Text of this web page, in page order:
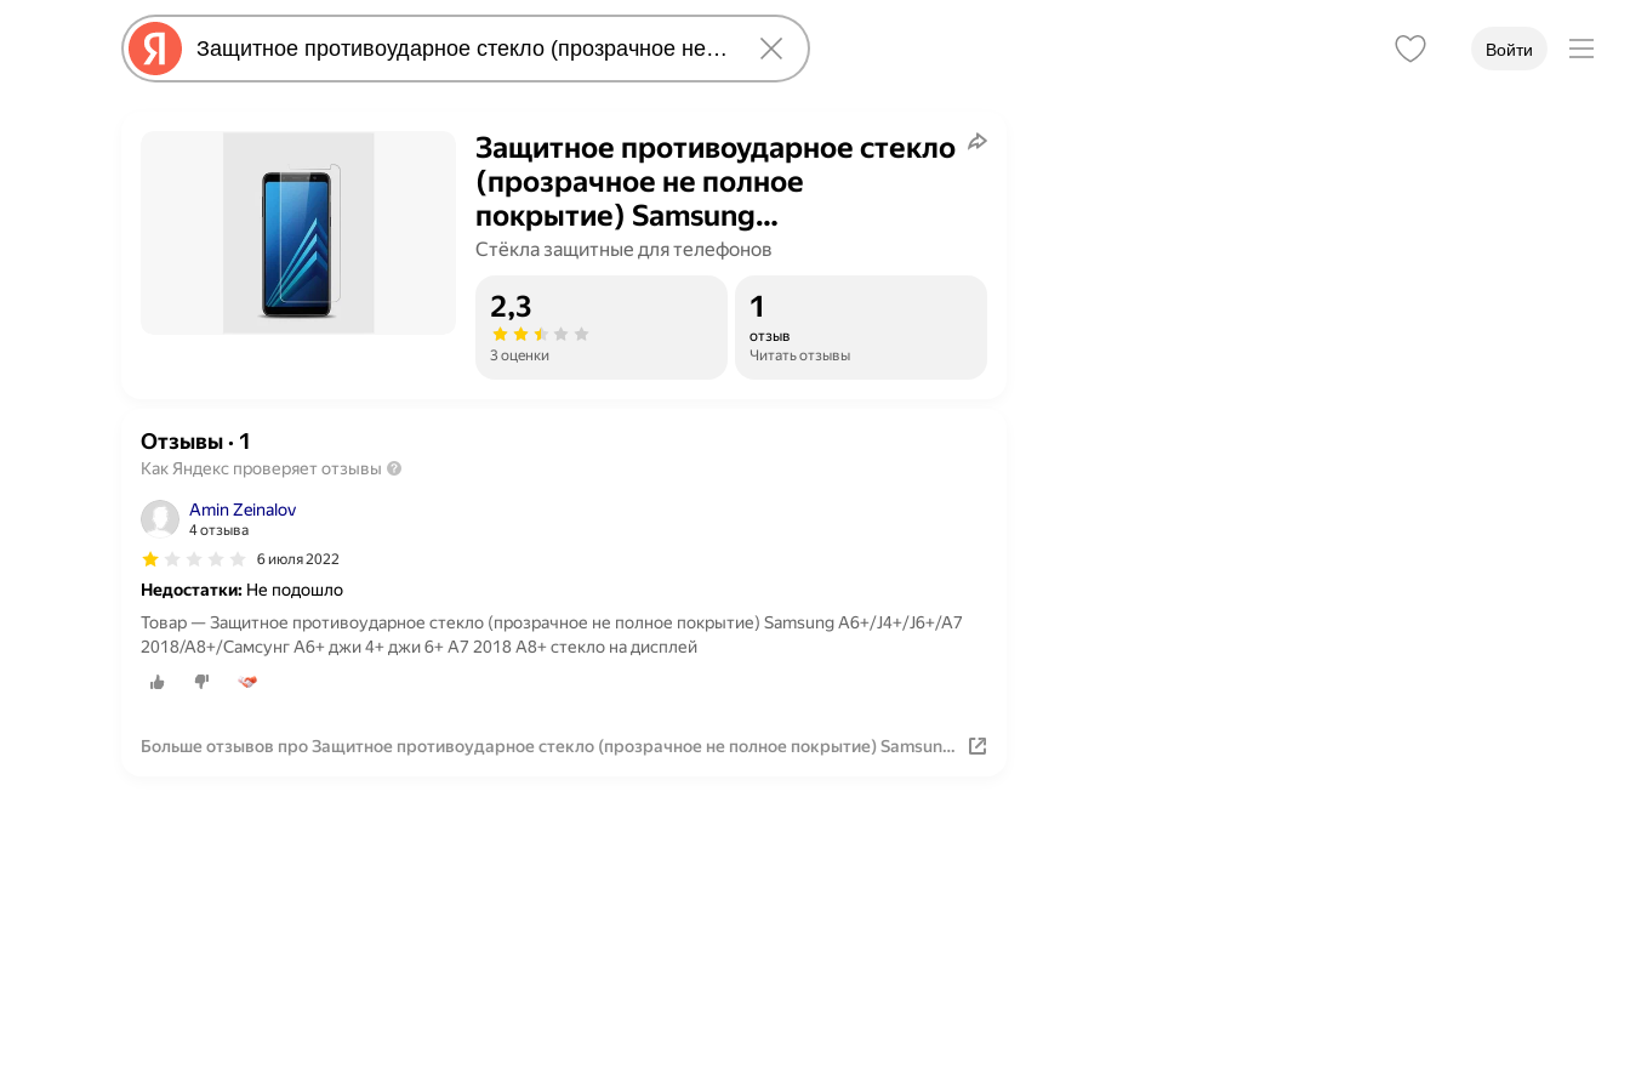
Войти
Защитное противоударное стекло
(прозрачное не полное
покрытие) Samsung
A6+/J4+/J6+/A7 2018/A8+/Самсунг
стекло на дисплей
Стёкла защитные для телефонов
2,3
3 оценки
1
отзыв
Читать отзывы
Отзывы· 1
Как Яндекс проверяет отзывы
Amin Zeinalov
4 отзыва
6 июля 2022
Недостатки: Не подошло
Товар — Защитное противоударное стекло (прозрачное не полное покрытие) Samsung A6+/J4+/J6+/A7
2018/A8+/Самсунг А6+ джи 4+ джи 6+ А7 2018 А8+ стекло на дисплей
Больше отзывов про Защитное противоударное стекло (прозрачное не полное покрытие) Samsung